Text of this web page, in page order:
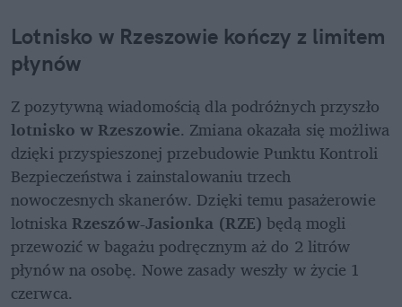
Lotnisko w Rzeszowie kończy z limitem
płynów
lotnisko w Rzeszowie. Zmiana okazała się możliwa
dzięki przyspieszonej przebudowie Punktu Kontroli
Bezpieczeństwa i zainstalowaniu trzech
nowoczesnych skanerów. Dzięki temu pasażerowie
lotniska Rzeszów-Jasionka (RZE) będą mogli
przewozić w bagażu podręcznym aż do 2 litrów
płynów na osobę. Nowe zasady weszły w życie 1
czerwca.